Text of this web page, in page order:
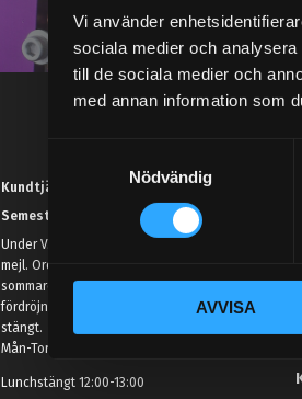
Vi använder
sociala medier och
till de sociala medier och
med annan information som
a
c
v
Nödvändig
AVVISA
Kundtjänst telefon:
Semestertider.
Under V.27 - V.33 nås vi enbart på
mejl. Ordrar skickas under
sommaren men med viss
fördröjning. 2/7 -9/7 är det helt
stängt.
Mån-Tors: 10:30-15:00
Lunchstängt 12:00-13:00